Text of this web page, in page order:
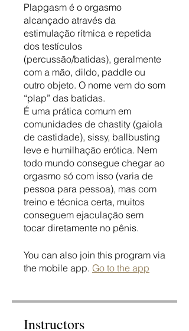
Plapgasm é o orgasmo
alcançado através da
estimulação rítmica e repetida
dos testículos
(percussão/batidas), geralmente
com a mão, dildo, paddle ou
outro objeto. O nome vem do som
“plap” das batidas.
É uma prática comum em
comunidades de chastity (gaiola
de castidade), sissy, ballbusting
leve e humilhação erótica. Nem
todo mundo consegue chegar ao
orgasmo só com isso (varia de
pessoa para pessoa), mas com
treino e técnica certa, muitos
conseguem ejaculação sem
tocar diretamente no pênis.
You can also join this program via
the mobile app. Go to the app
Instructors